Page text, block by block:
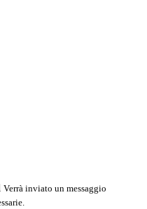
Verrà inviato un messaggio